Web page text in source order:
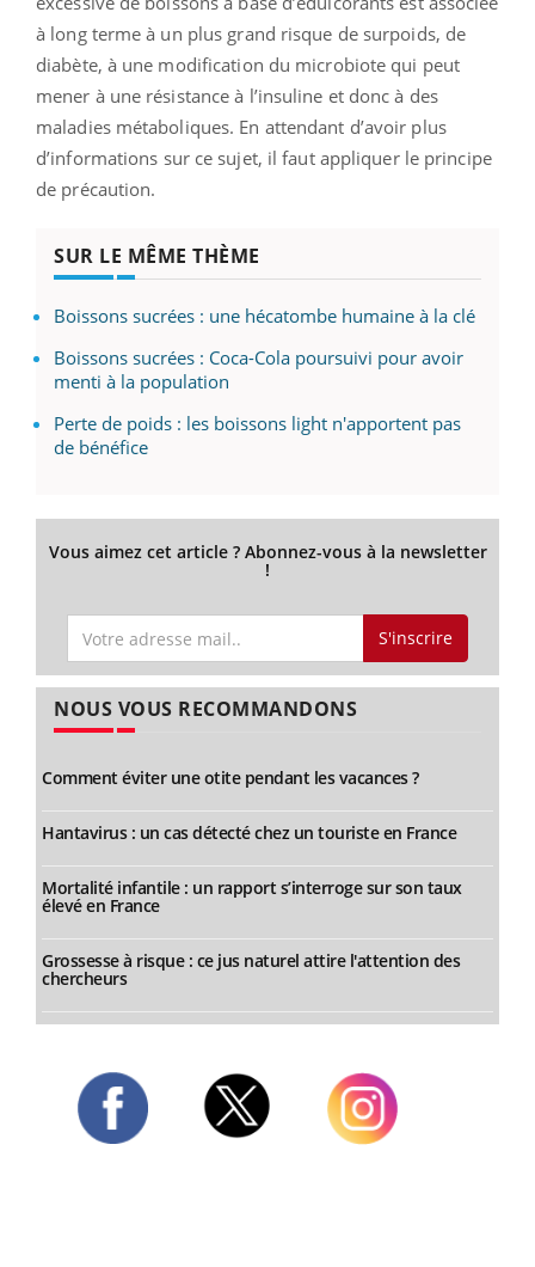
à long terme à un plus grand risque de surpoids, de
diabète, à une modification du microbiote qui peut
mener à une résistance à l’insuline et donc à des
maladies métaboliques. En attendant d’avoir plus
d’informations sur ce sujet, il faut appliquer le principe
de précaution.
SUR LE MÊME THÈME
Boissons sucrées : une hécatombe humaine à la clé
Boissons sucrées : Coca-Cola poursuivi pour avoir
menti à la population
Perte de poids : les boissons light n'apportent pas
de bénéfice
Vous aimez cet article ? Abonnez-vous à la newsletter
!
S'inscrire
NOUS VOUS RECOMMANDONS
Comment éviter une otite pendant les vacances ?
Hantavirus : un cas détecté chez un touriste en France
Mortalité infantile : un rapport s’interroge sur son taux
élevé en France
Grossesse à risque : ce jus naturel attire l'attention des
chercheurs